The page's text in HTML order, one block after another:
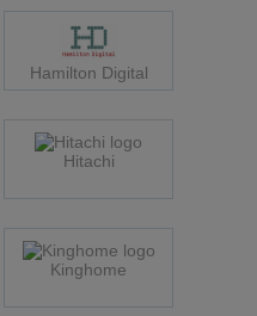
Hamilton Digital
Hitachi
Kinghome